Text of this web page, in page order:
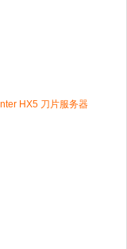
HX5 刀片服务器